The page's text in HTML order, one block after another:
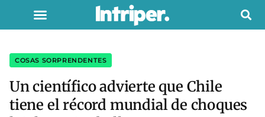
COSAS SORPRENDENTES
Un científico advierte que Chile
tiene el récord mundial de choques